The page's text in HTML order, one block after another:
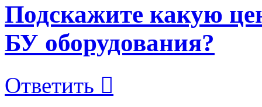
Подскажите какую
БУ оборудования?
Ответить